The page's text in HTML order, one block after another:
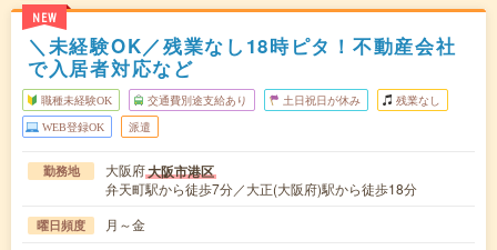
NEW
＼未経験OK／残業なし18時ピタ！不動産会社
で入居者対応など
職種未経験OK 交通費別途支給あり 土日祝日が休み 残業なし
WEB登録OK 派遣
勤務地 大阪府大阪市港区
弁天町駅から徒歩7分／大正(大阪府)駅から徒歩18分
曜日頻度 月～金